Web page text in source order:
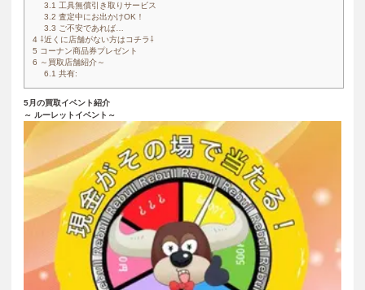
3.1 工具無償引き取りサービス
3.2 査定中にお出かけOK！
3.3 ご不安であれば…
4⇩近くに店舗がない方はコチラ⇩
5 コーナン商品券プレゼント
6 ～買取店舗紹介～
6.1 共有:
5月の買取イベント紹介
～ ルーレットイベント～